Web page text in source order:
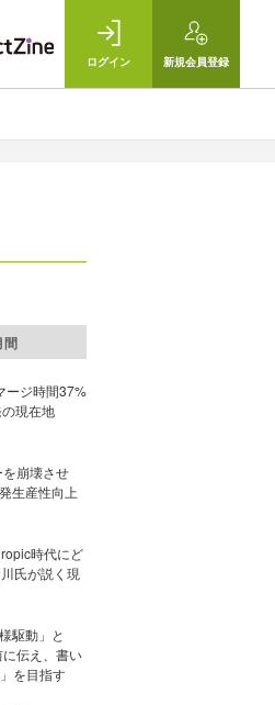
ログイン 新規会員登録
間
ージ時間37%
現在地
崩壊させ
生産性向上
時代にど
氏が説く現
駆動」と
に伝え、書い
を目指す